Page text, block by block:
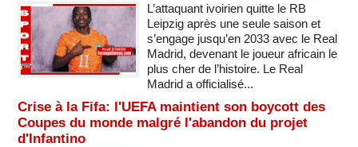
L’attaquant ivoirien quitte le RB
Leipzig après une seule saison et
s’engage jusqu’en 2033 avec le Real
Madrid, devenant le joueur africain le
plus cher de l’histoire. Le Real
Madrid a officialisé...
Crise à la Fifa: l'UEFA maintient son boycott des
Coupes du monde malgré l'abandon du projet
d'Infantino